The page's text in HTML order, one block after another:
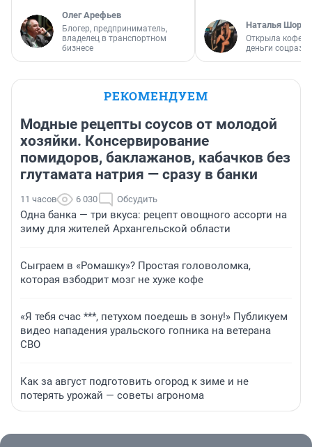
Олег Арефьев
Блогер, предприниматель,
владелец в транспортном
бизнесе
Наталья
Открыла
деньги
РЕКОМЕНДУЕМ
Модные рецепты соусов от молодой
хозяйки. Консервирование
помидоров, баклажанов, кабачков без
глутамата натрия — сразу в банки
11 часов 6 030 Обсудить
Одна банка — три вкуса: рецепт овощного ассорти на
зиму для жителей Архангельской области
Сыграем в «Ромашку»? Простая головоломка,
которая взбодрит мозг не хуже кофе
«Я тебя счас ***, петухом поедешь в зону!» Публикуем
видео нападения уральского гопника на ветерана
СВО
Как за август подготовить огород к зиме и не
потерять урожай — советы агронома